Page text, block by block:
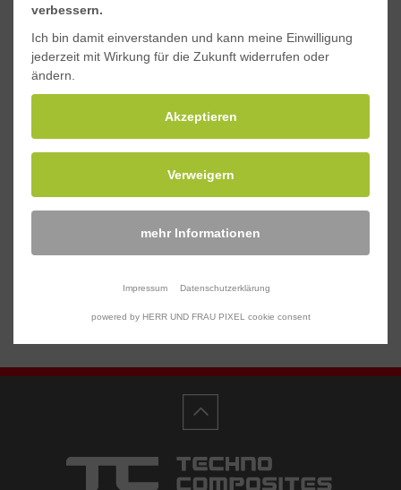
verbessern.
Ich bin damit einverstanden und kann meine Einwilligung
jederzeit mit Wirkung für die Zukunft widerrufen oder
ändern.
Akzeptieren
Verweigern
mehr Informationen
Impressum Datenschutzerklärung
powered by HERR UND FRAU PIXEL cookie consent